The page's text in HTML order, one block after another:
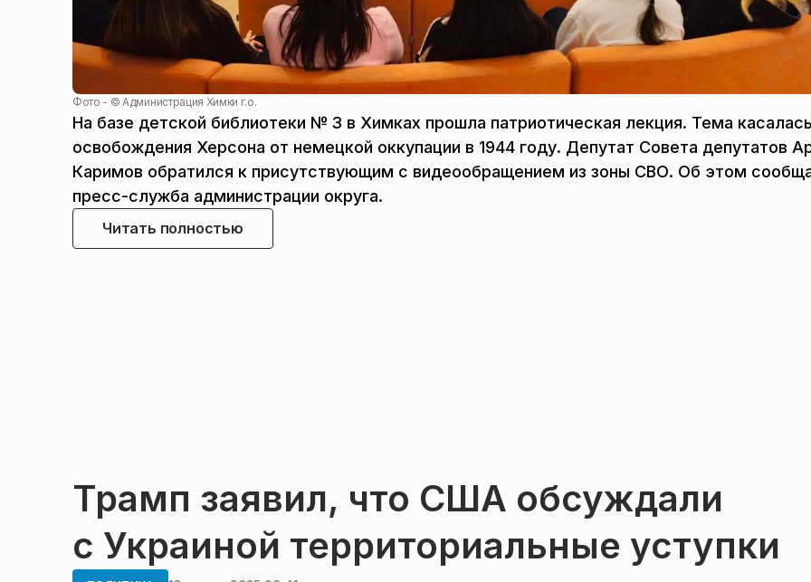
Фото - ©Администрация Химки г.о.
На базе детской библиотеки № 3 в Химках прошла патриотическая лекция. Тема касалась
освобождения Херсона от немецкой оккупации в 1944 году. Депутат Совета депутатов
Каримов обратился к присутствующим с видеообращением из зоны СВО. Об этом
пресс-служба администрации округа.
Читать полностью
Трамп заявил, что США обсуждали
с Украиной территориальные уступки